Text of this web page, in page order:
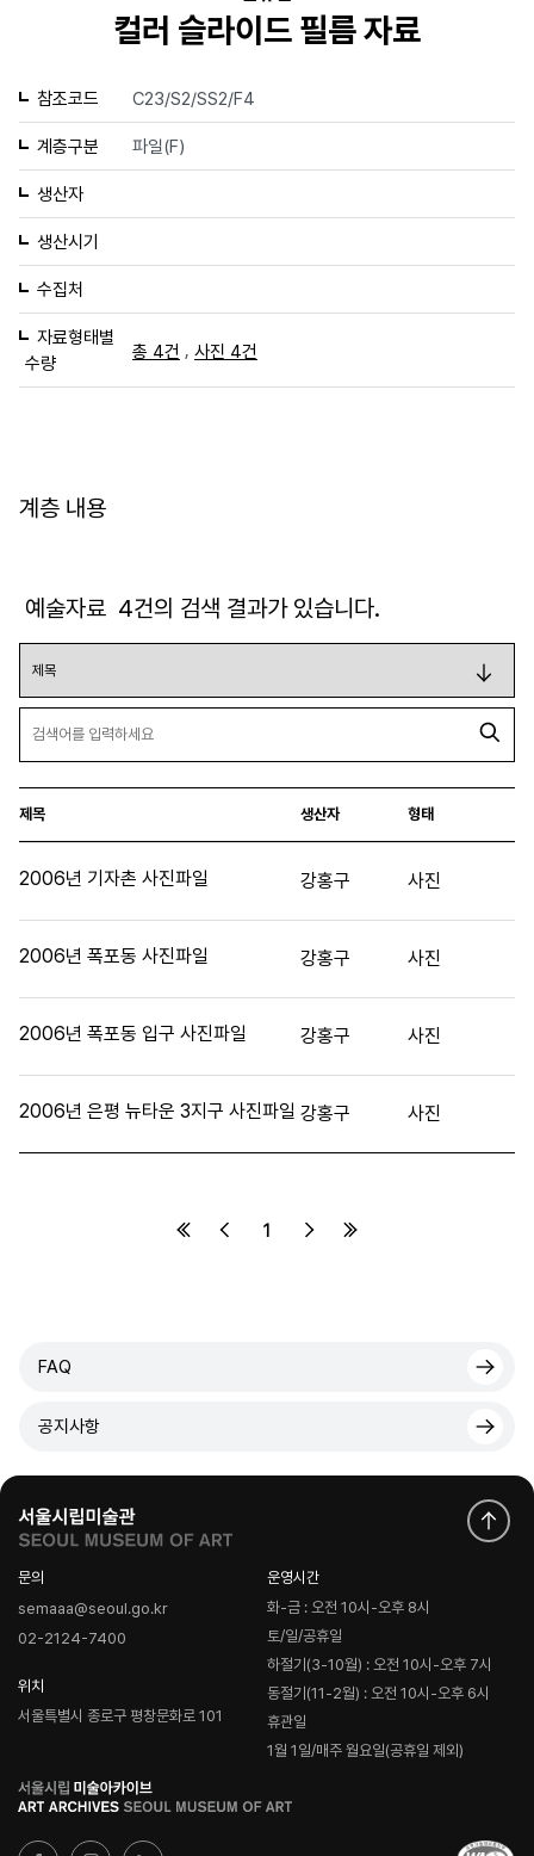
컬러 슬라이드 필름 자료
참조코드 C23/S2/SS2/F4
계층구분 파일(F)
생산자
생산시기
수집처
자료형태별
수량
총 4건 , 사진 4건
계층 내용
예술자료 4건의 검색 결과가 있습니다.
제목 생산자 형태
2006년 기자촌 사진파일 강홍구 사진
2006년 폭포동 사진파일 강홍구 사진
2006년 폭포동 입구 사진파일 강홍구 사진
2006년 은평 뉴타운 3지구 사진파일 강홍구 사진
1
FAQ
공지사항
문의
semaaa@seoul.go.kr
02-2124-7400
위치
서울특별시 종로구 평창문화로 101
운영시간
화-금 : 오전 10시-오후 8시
토/일/공휴일
하절기(3-10월) : 오전 10시-오후 7시
동절기(11-2월) : 오전 10시-오후 6시
휴관일
1월 1일/매주 월요일(공휴일 제외)
로
고